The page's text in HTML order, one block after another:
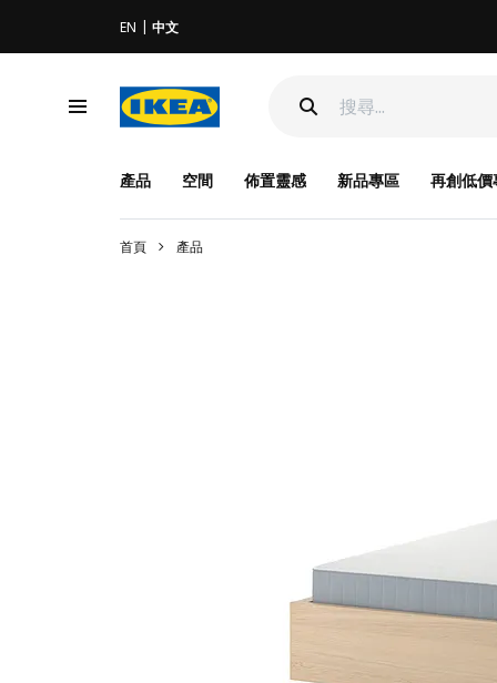
EN 中文
產品 空間 佈置靈感 新品專區 再創低價
首頁 產品